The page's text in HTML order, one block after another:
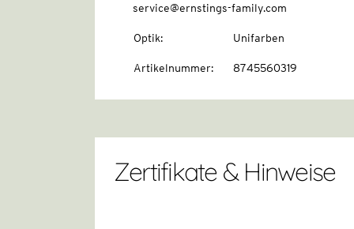
service@ernstings-family.com
Optik: Unifarben
Artikelnummer: 8745560319
Zertifikate & Hinweise